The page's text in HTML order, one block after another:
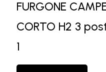
FURGONE
CORTO H2 3
1